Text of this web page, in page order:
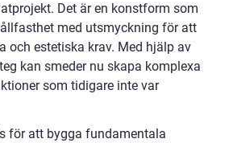
Det är en konstform som
med utsmyckning för att
och estetiska krav. Med hjälp av
kan smeder nu skapa komplexa
som tidigare inte var
för att bygga fundamentala